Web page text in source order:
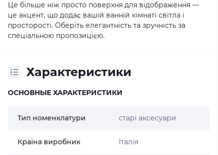
Це більше ніж просто поверхня для відображення —
це акцент, що додає вашій ванній кімнаті світла і
просторості. Оберіть елегантність та зручність за
спеціальною пропозицією.
Характеристики
ОСНОВНЫЕ ХАРАКТЕРИСТИКИ
Тип номенклатури старі аксесуари
Країна виробник Італія